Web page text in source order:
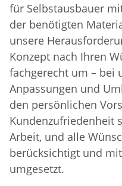
für Selbstausbauer
der benötigten
unsere
Konzept nach Ihren
fachgerecht um – bei
Anpassungen und
den persönlichen
Kundenzufriedenheit
Arbeit, und alle
berücksichtigt und
umgesetzt.